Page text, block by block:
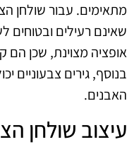
מתאימים. עבור שולחן
שאינם רעילים
אופציה מצוינת, שכן הם
בנוסף, גירים צבעוניים
האבנים.
עיצוב שולחן